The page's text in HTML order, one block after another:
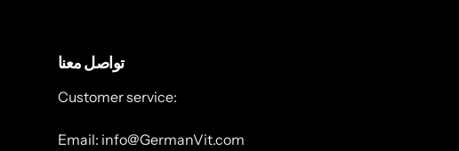
تواصل معنا
Customer service:
Email: info@GermanVit.com